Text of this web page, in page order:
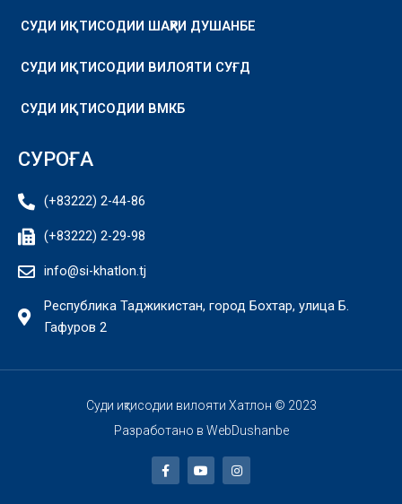
СУДИ ИҚТИСОДИИ ШАҲРИ ДУШАНБЕ
СУДИ ИҚТИСОДИИ ВИЛОЯТИ СУҒД
СУДИ ИҚТИСОДИИ ВМКБ
СУРОҒА
(+83222) 2-44-86
(+83222) 2-29-98
info@si-khatlon.tj
Республика Таджикистан, город Бохтар, улица Б.
Гафуров 2
Суди иқтисодии вилояти Хатлон © 2023
Разработано в WebDushanbe
F
a
c
Y
o
u
I
n
s